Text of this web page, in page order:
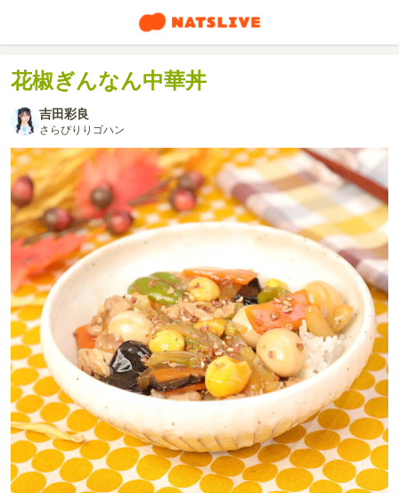
花椒ぎんなん中華丼
吉田彩良
さらぴりりゴハン